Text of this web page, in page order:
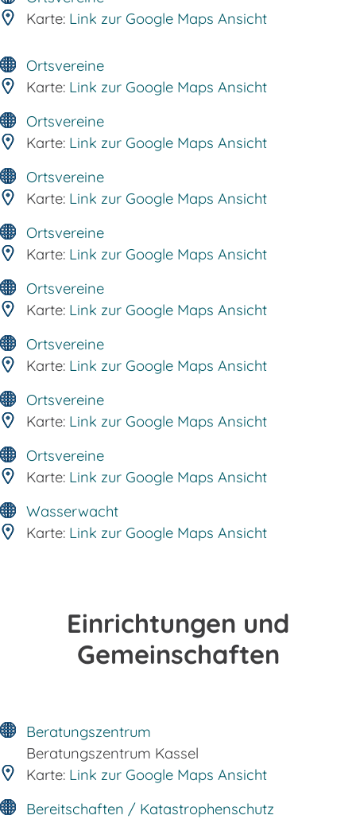
Karte: Link zur Google Maps Ansicht
Ortsvereine
Karte: Link zur Google Maps Ansicht
Ortsvereine
Karte: Link zur Google Maps Ansicht
Ortsvereine
Karte: Link zur Google Maps Ansicht
Ortsvereine
Karte: Link zur Google Maps Ansicht
Ortsvereine
Karte: Link zur Google Maps Ansicht
Ortsvereine
Karte: Link zur Google Maps Ansicht
Ortsvereine
Karte: Link zur Google Maps Ansicht
Ortsvereine
Karte: Link zur Google Maps Ansicht
Wasserwacht
Karte: Link zur Google Maps Ansicht
Einrichtungen und
Gemeinschaften
Beratungszentrum
Beratungszentrum Kassel
Karte: Link zur Google Maps Ansicht
Bereitschaften / Katastrophenschutz